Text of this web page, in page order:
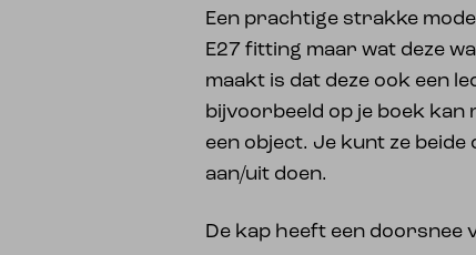
Een prachtige strakke
E27 fitting maar wat deze
maakt is dat deze ook een
bijvoorbeeld op je boek kan
een object. Je kunt ze
aan/uit doen.
De kap heeft een doorsnee